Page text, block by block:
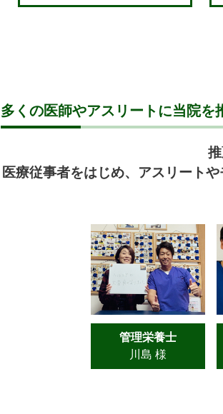
多くの医師やアスリートに当院を
医療従事者をはじめ、アスリート
管理栄養士
川島 様